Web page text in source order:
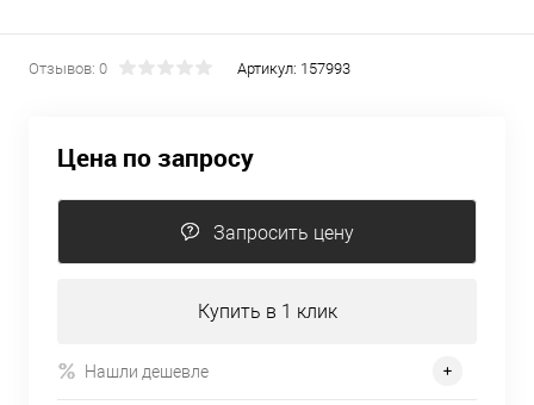
Отзывов: 0 Артикул: 157993
Цена по запросу
Запросить цену
Купить в 1 клик
Нашли дешевле